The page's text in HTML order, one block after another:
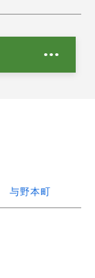
与野本町